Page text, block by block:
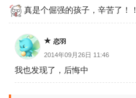
真是个倔强的孩子，辛苦了！！
恋羽
2014年09月26日 11:46
我也发现了，后悔中